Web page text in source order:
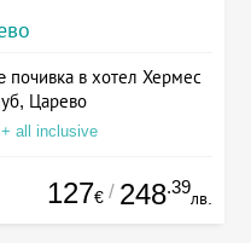
в хотел Хермес
Царево
all inclusive
127€ / 248.39
лв.